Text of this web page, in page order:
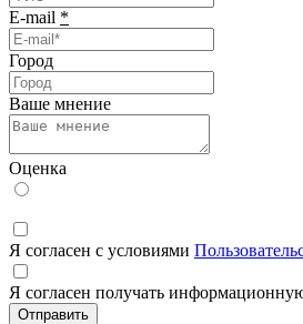
E-mail *
Город
Ваше мнение
Оценка
Я согласен с условиями
Я согласен получать
Отправить